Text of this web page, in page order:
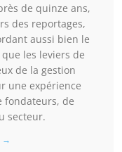
de quinze ans,
des reportages,
aussi bien le
les leviers de
de la gestion
une expérience
fondateurs, de
secteur.
→